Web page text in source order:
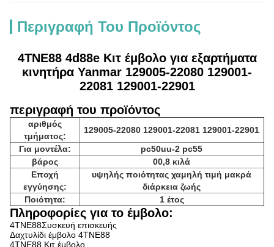
Περιγραφή Του Προϊόντος
4TNE88 4d88e Κιτ έμβολο για εξαρτήματα
κινητήρα Yanmar 129005-22080 129001-
22081 129001-22901
περιγραφή του προϊόντος
αριθμός
τμήματος:
129005-22080 129001-22081 129001-22901
Για μοντέλα:
pc50uu-2 pc55
βάρος
00,8 κιλά
Εποχή
εγγύησης:
υψηλής ποιότητας χαμηλή τιμή μακρά
διάρκεια ζωής
Ποιότητα:
1 έτος
Πληροφορίες για το έμβολο:
4TNE88Συσκευή επισκευής
Δαχτυλίδι έμβολο 4TNE88
4TNE88 Κιτ έμβολο